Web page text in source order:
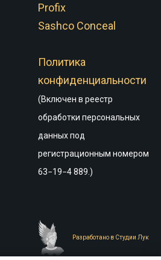
Profix
Sashco Conceal
Политика
конфиденциальности
(Включен в реестр
обработки персональных
данных под
регистрационным номером
63−19−4 889.)
Разработано в Студии Лук